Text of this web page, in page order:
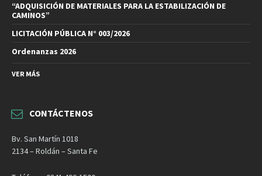
“ADQUISICIÓN DE MATERIALES PARA LA ESTABILIZACIÓN DE
CAMINOS”
LICITACIÓN PÚBLICA N° 003/2026
Ordenanzas 2026
VER MÁS
CONTÁCTENOS
Bv. San Martín 1018
2134 – Roldán – Santa Fe